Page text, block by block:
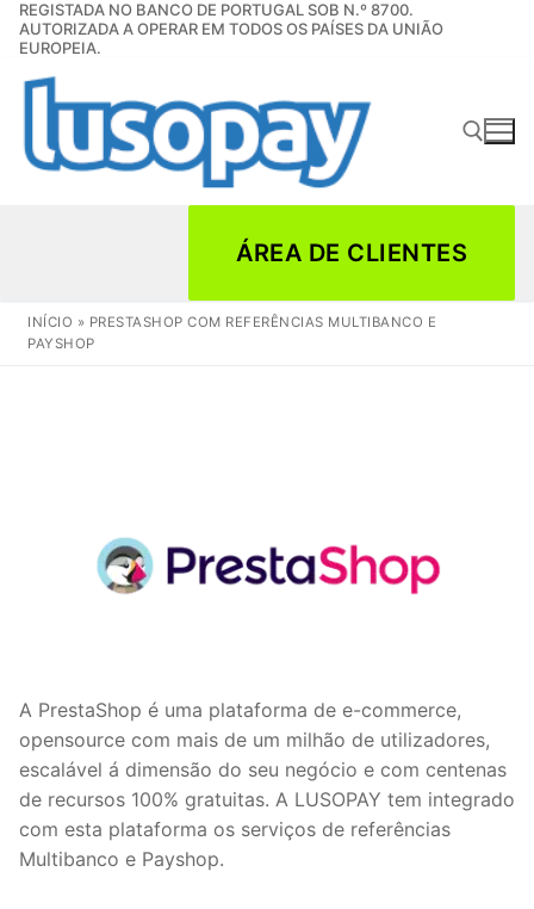
Saltar
para
conteúdo
REGISTADA NO BANCO DE PORTUGAL SOB N.º 8700.
AUTORIZADA A OPERAR EM TODOS OS PAÍSES DA UNIÃO
EUROPEIA.
ÁREA DE CLIENTES
INÍCIO » PRESTASHOP COM REFERÊNCIAS MULTIBANCO E
PAYSHOP
A PrestaShop é uma plataforma de e-commerce,
opensource com mais de um milhão de utilizadores,
escalável á dimensão do seu negócio e com centenas
de recursos 100% gratuitas. A LUSOPAY tem integrado
com esta plataforma os serviços de referências
Multibanco e Payshop.